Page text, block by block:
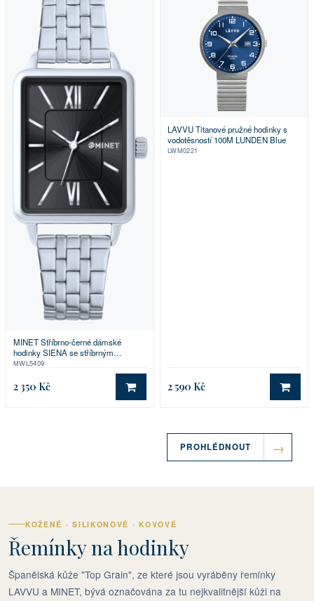
MINET Stříbrno-černé dámské
hodinky SIENA se stříbrným
ocelovým řemínkem
MWL5409
2 350 Kč DO KOŠÍKU
LAVVU Titanové pružné hodinky s
vodotěsností 100M LUNDEN Blue
LWM0221
2 590 Kč DO
PROHLÉDNOUT
KOŽENÉ · SILIKONOVÉ · KOVOVÉ
Řemínky na hodinky
Španělská kůže "Top Grain", ze které jsou vyráběny řemínky
LAVVU a MINET, bývá označována za tu nejkvalitnější kůži na